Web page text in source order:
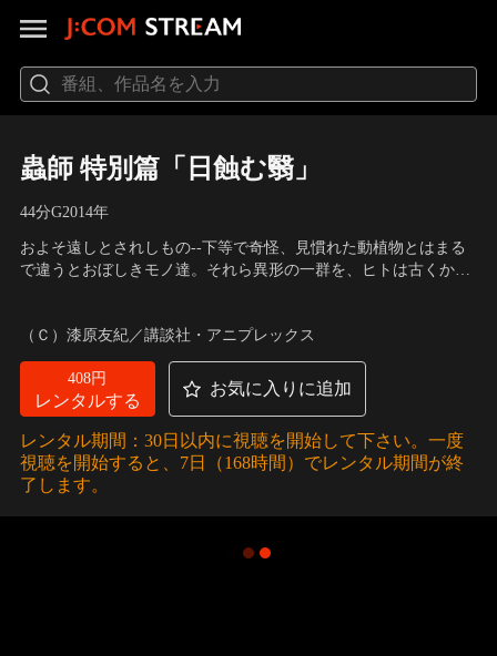
蟲師 特別篇「日蝕む翳」
44分G2014年
およそ遠しとされしもの--下等で奇怪、見慣れた動植物とはまる
で違うとおぼしきモノ達。それら異形の一群を、ヒトは古くから
る。ヒトと蟲との世を繋ぐ者--それが“蟲師”。すべての生命は、
他を脅かすために在るのではない…。
（Ｃ）漆原友紀／講談社・アニプレックス
408円
レンタルする
お気に入りに追加
レンタル期間：30日以内に視聴を開始して下さい。一度
視聴を開始すると、7日（168時間）でレンタル期間が終
了します。